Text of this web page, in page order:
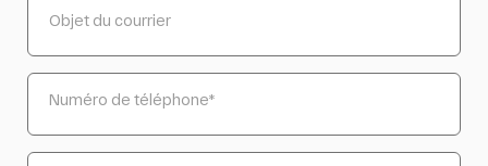
Objet du courrier
Numéro de téléphone*